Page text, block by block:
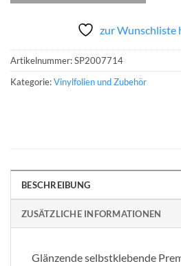
zur Wunschliste
Artikelnummer:SP2007714
Kategorie:Vinylfolien und Zubehör
BESCHREIBUNG
ZUSÄTZLICHE INFORMATIONEN
Glänzende selbstklebende